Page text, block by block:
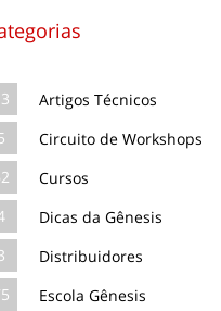
Artigos Técnicos
Circuito de Workshops
Cursos
Dicas da Gênesis
Distribuidores
Escola Gênesis